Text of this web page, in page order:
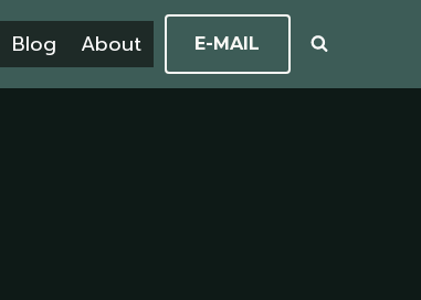
Blog About E-MAIL